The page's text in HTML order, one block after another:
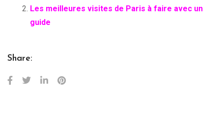
Les meilleures visites de Paris à faire avec un
guide
Share: